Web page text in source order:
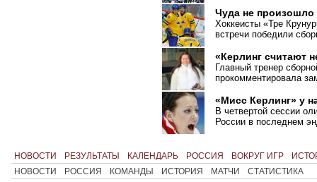
Чуда не произошло
Хоккеисты «Тре
встречи победили
«Керлинг считают
Главный тренер
прокомментировала
«Мисс Керлинг» у
В четвертой сессии
России в последнем
НОВОСТИ РЕЗУЛЬТАТЫ КАЛЕНДАРЬ РОССИЯ ВОКРУГ ИГР
НОВОСТИ
РОССИЯ КОМАНДЫ ИСТОРИЯ МАТЧИ СТАТИСТИКА